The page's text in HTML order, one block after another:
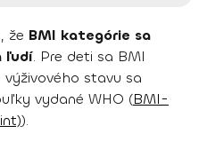
že BMI kategórie sa
ľudí. Pre deti sa BMI
stavu sa
vydané WHO (BMI-
).